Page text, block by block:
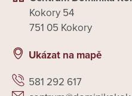
Kokory 54
751 05 Kokory
Ukázat na mapě
581 292 617